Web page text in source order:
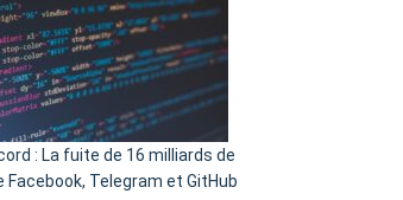
secondes
:
Le
Wrapped
Party
pour
comparer
vos
: La fuite de 16 milliards de
Telegram et GitHub